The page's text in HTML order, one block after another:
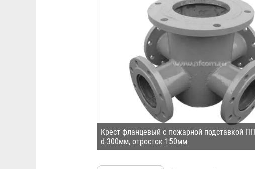
Крест фланцевый с пожарной подставкой
d-300мм, отросток 150мм